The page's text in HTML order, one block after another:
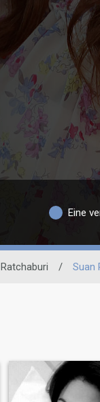
Eine
Ratchaburi / Suan